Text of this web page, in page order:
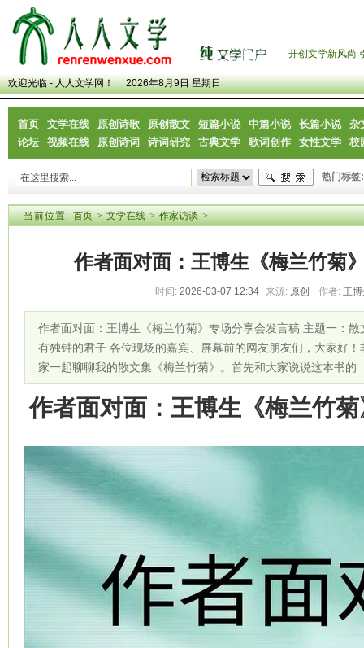
开创文学新风尚
欢迎光临 - 人人文学网！ 2026年8月9日 星期日
首页 文学在线 原创诗歌 原创散文 短篇小说 中篇小说 长篇小说
杂
论坛
视频在线 原创诗词 诗词研究 古典文学 歌词创作 女性文学 校
热门标签:
当前位置: 首页>文学在线>作家访谈>
作者面对面：王博生《梅兰竹菊
时间: 2026-03-07 12:34 来源: 原创 作者: 王
作者面对面：王博生《梅兰竹菊》专场分享会发言稿 主题一：
有独钟的君子 各位现场的嘉宾、屏幕前的网友朋友们，大家好
家一起聊聊我的散文集《梅兰竹菊》。首先和大家说说这本书的
作者面对面：王博生《梅兰竹